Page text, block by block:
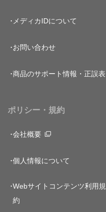
メディカIDについて
お問い合わせ
商品のサポート情報・正誤表
ポリシー・規約
会社概要
個人情報について
Webサイトコンテンツ利用規
約